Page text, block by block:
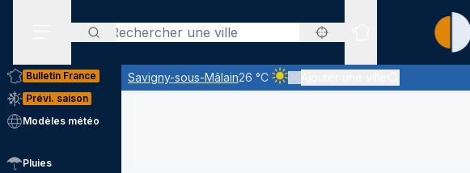
Rechercher
Sites
Savigny-sous-Mâlain26 °C
Ciel clair - quasiment pas de nuages
Bulletin France
Prévi. saison
Modèles météo
Pluies